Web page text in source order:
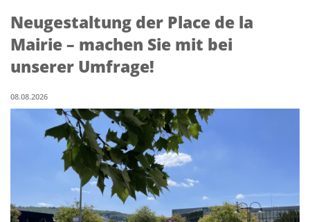
Neugestaltung der Place de la
Mairie – machen Sie mit bei
unserer Umfrage!
08.08.2026